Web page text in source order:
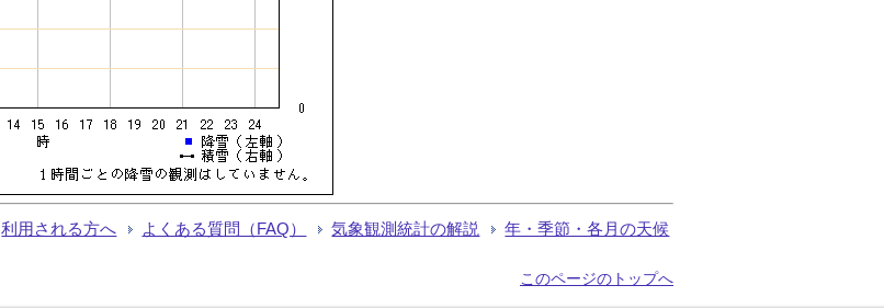
利用される方へ よくある質問（FAQ） 気象観測統計の解説 年・季節・各月の天候
このページのトップへ